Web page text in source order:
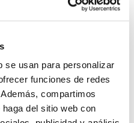
se usan para personalizar
funciones de redes
compartimos
del sitio web con
febrero- a pesar de
impuestos
en las
prevista para el 6
no descartan
de huelga.